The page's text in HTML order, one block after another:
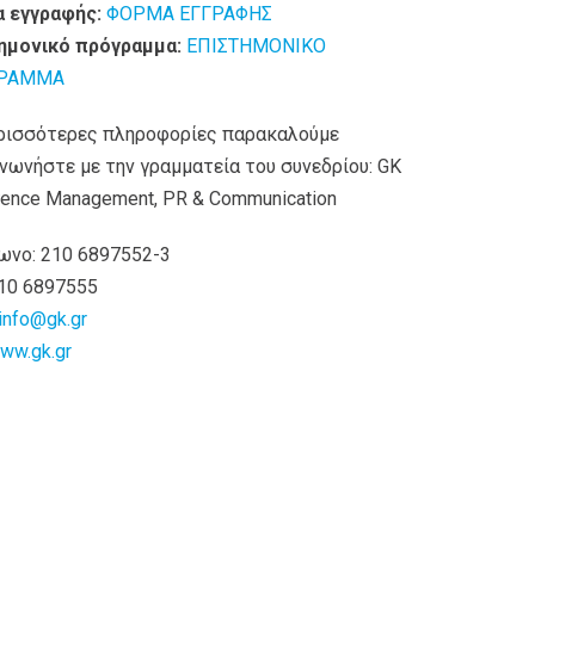
εγγραφής: ΦΟΡΜΑ ΕΓΓΡΑΦΗΣ
πρόγραμμα: ΕΠΙΣΤΗΜΟΝΙΚΟ
πληροφορίες παρακαλούμε
με την γραμματεία του συνεδρίου: GK
Management, PR & Communication
210 6897552-3
6897555
info@gk.gr